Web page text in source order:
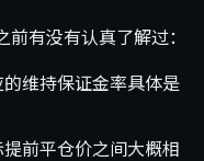
有没有认真了解过：
维持保证金率具体是
前平仓价之间大概相